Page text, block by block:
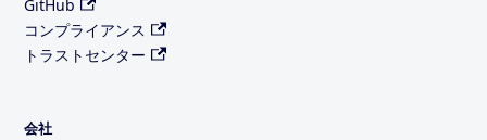
GitHub
コンプライアンス
トラストセンター
会社